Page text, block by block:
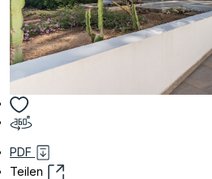
PDF
Teilen